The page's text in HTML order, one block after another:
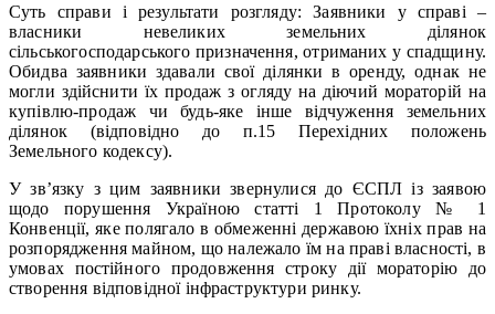
Суть справи і результати розгляду: Заявники у справі –
власники невеликих земельних ділянок
сільськогосподарського призначення, отриманих у спадщину.
Обидва заявники здавали свої ділянки в оренду, однак не
могли здійснити їх продаж з огляду на діючий мораторій на
купівлю-продаж чи будь-яке інше відчуження земельних
ділянок (відповідно до п.15 Перехідних положень
Земельного кодексу).
У зв’язку з цим заявники звернулися до ЄСПЛ із заявою
щодо порушення Україною статті 1 Протоколу № 1
Конвенції, яке полягало в обмеженні державою їхніх прав на
розпорядження майном, що належало їм на праві власності, в
умовах постійного продовження строку дії мораторію до
створення відповідної інфраструктури ринку.